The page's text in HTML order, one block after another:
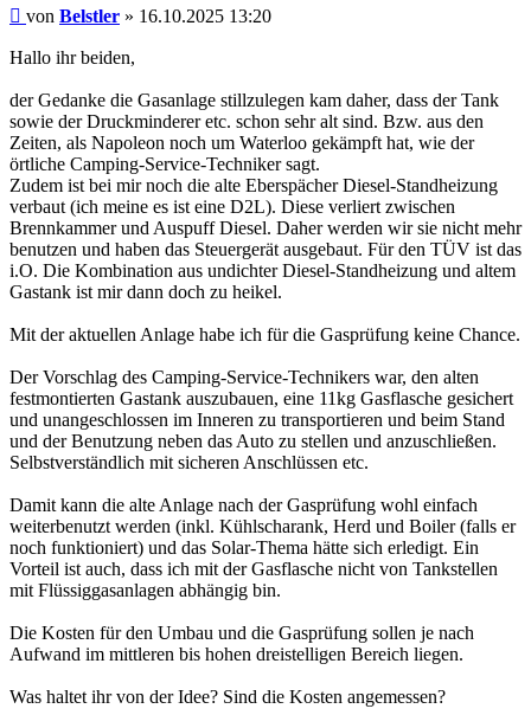
Beitrag
von Belstler » 16.10.2025 13:20
Hallo ihr beiden,
der Gedanke die Gasanlage stillzulegen kam daher, dass der Tank
sowie der Druckminderer etc. schon sehr alt sind. Bzw. aus den
Zeiten, als Napoleon noch um Waterloo gekämpft hat, wie der
örtliche Camping-Service-Techniker sagt.
Zudem ist bei mir noch die alte Eberspächer Diesel-Standheizung
verbaut (ich meine es ist eine D2L). Diese verliert zwischen
Brennkammer und Auspuff Diesel. Daher werden wir sie nicht mehr
benutzen und haben das Steuergerät ausgebaut. Für den TÜV ist das
i.O. Die Kombination aus undichter Diesel-Standheizung und altem
Gastank ist mir dann doch zu heikel.
Mit der aktuellen Anlage habe ich für die Gasprüfung keine Chance.
Der Vorschlag des Camping-Service-Technikers war, den alten
festmontierten Gastank auszubauen, eine 11kg Gasflasche gesichert
und unangeschlossen im Inneren zu transportieren und beim Stand
und der Benutzung neben das Auto zu stellen und anzuschließen.
Selbstverständlich mit sicheren Anschlüssen etc.
Damit kann die alte Anlage nach der Gasprüfung wohl einfach
weiterbenutzt werden (inkl. Kühlscharank, Herd und Boiler (falls er
noch funktioniert) und das Solar-Thema hätte sich erledigt. Ein
Vorteil ist auch, dass ich mit der Gasflasche nicht von Tankstellen
mit Flüssiggasanlagen abhängig bin.
Die Kosten für den Umbau und die Gasprüfung sollen je nach
Aufwand im mittleren bis hohen dreistelligen Bereich liegen.
Was haltet ihr von der Idee? Sind die Kosten angemessen?